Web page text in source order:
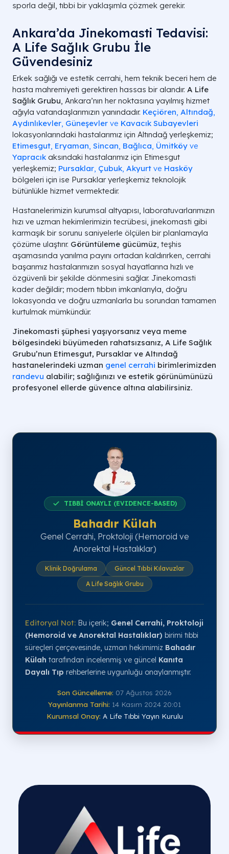
A LIFE SAĞLIK GRUBU
sporla değil, tıbbi bir yaklaşımla çözmek gerekir.
Ankara’da Jinekomasti Tedavisi:
A Life Sağlık Grubu İle
Güvendesiniz
Erkek sağlığı ve estetik cerrahi, hem teknik beceri hem de
hasta mahremiyeti gerektiren hassas bir alandır. A Life
Sağlık Grubu, Ankara’nın her noktasına yayılmış hizmet
ağıyla vatandaşlarımızın yanındadır. Keçiören, Altındağ,
Aydınlıkevler, Güneşevler ve Kavacık Subayevleri
lokasyonlarındaki hastalarımız için Altındağ yerleşkemiz;
Etimesgut, Eryaman, Sincan, Bağlıca, Ümitköy ve
Yapracık aksındaki hastalarımız için Etimesgut
yerleşkemiz; Pursaklar, Çubuk, Akyurt ve Hasköy
bölgeleri için ise Pursaklar yerleşkemiz teknolojik
bütünlükle hizmet vermektedir.
Hastanelerimizin kurumsal altyapısı, laboratuvarlarımızın
hızı ve uzman hekimlerimizin tecrübesi, jinekomasti gibi
karmaşık bir sorunu saniyelerle ölçülen bir planlamayla
çözüme ulaştırır. Görüntüleme gücümüz, teşhis
aşamasında yanılma payını ortadan kaldırırken, cerrahi
başarımız hastalarımızın sosyal hayatlarına hızlı ve
özgüvenli bir şekilde dönmesini sağlar. Jinekomasti
kader değildir; modern tıbbın imkanlarıyla, doğru
lokasyonda ve doğru uzmanlarla bu sorundan tamamen
kurtulmak mümkündür.
Jinekomasti şüphesi yaşıyorsanız veya meme
bölgesindeki büyümeden rahatsızsanız, A Life Sağlık
Grubu’nun Etimesgut, Pursaklar ve Altındağ
hastanelerindeki uzman genel cerrahi birimlerimizden
randevu alabilir; sağlığınızı ve estetik görünümünüzü
profesyonel ellerde güvence altına alabilirsiniz.
TIBBİ ONAYLI (EVIDENCE-BASED)
Bahadır Külah
Genel Cerrahi, Proktoloji (Hemoroid ve
Anorektal Hastalıklar)
Klinik Doğrulama
Güncel Tıbbi Kılavuzlar
A Life Sağlık Grubu
Editoryal Not: Bu içerik; Genel Cerrahi, Proktoloji
(Hemoroid ve Anorektal Hastalıklar) birimi tıbbi
süreçleri çerçevesinde, uzman hekimimiz Bahadır
Külah tarafından incelenmiş ve güncel Kanıta
Dayalı Tıp rehberlerine uygunluğu onaylanmıştır.
Son Güncelleme: 07 Ağustos 2026
Yayınlanma Tarihi: 14 Kasım 2024 20:01
Kurumsal Onay: A Life Tıbbi Yayın Kurulu